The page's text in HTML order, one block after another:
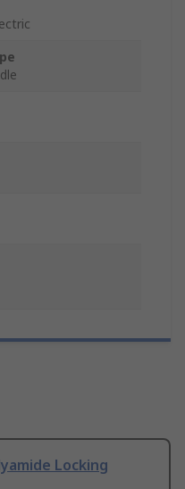
Locking